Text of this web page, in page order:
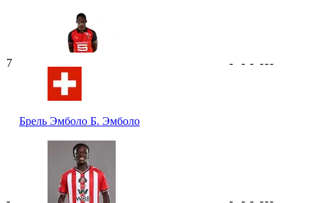
7
Брель Эмболо Б. Эмболо
- - - ---
- - - - ---